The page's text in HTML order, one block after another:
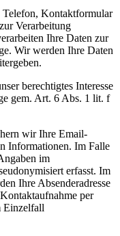
Telefon, Kontaktformular
Verarbeitung
Ihre Daten zur
Wir werden Ihre Daten
berechtigtes Interesse
gem. Art. 6 Abs. 1 lit. f
wir Ihre Email-
Informationen. Im Falle
im
erfasst. Im
Ihre Absenderadresse
per
Einzelfall